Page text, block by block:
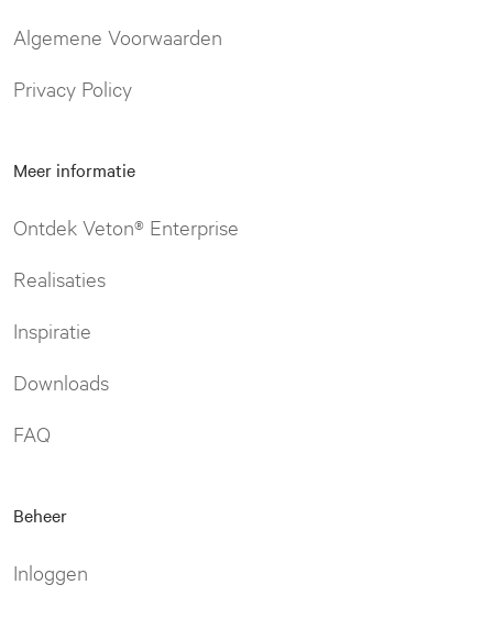
Algemene Voorwaarden
Privacy Policy
Meer informatie
Ontdek Veton® Enterprise
Realisaties
Inspiratie
Downloads
FAQ
Beheer
Inloggen